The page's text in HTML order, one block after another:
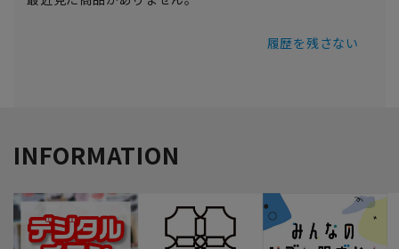
履歴を残さない
INFORMATION